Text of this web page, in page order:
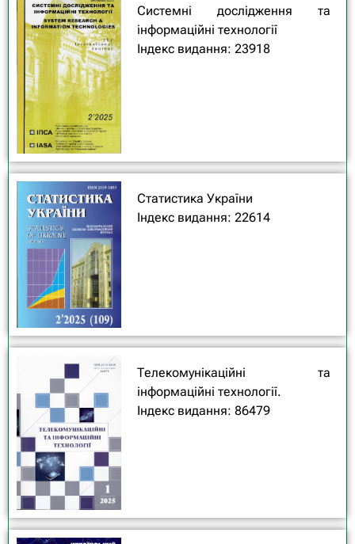
Системні дослідження та
інформаційні технології
Індекс видання: 23918
Статистика України
Індекс видання: 22614
Телекомунікаційні та
інформаційні технології.
Індекс видання: 86479